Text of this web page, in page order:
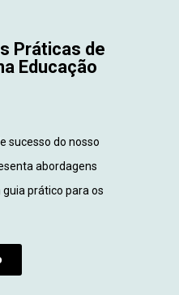
Práticas de
Educação
sucesso do nosso
abordagens
prático para os